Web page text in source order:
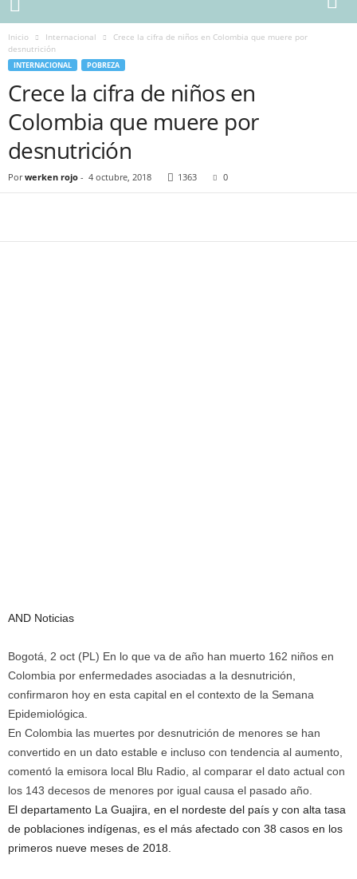
Inicio Internacional
Crece la cifra de niños en Colombia que muere por
desnutrición
INTERNACIONAL POBREZA
Crece la cifra de niños en
Colombia que muere por
desnutrición
Por werken rojo - 4 octubre, 2018 1363 0
AND Noticias
Bogotá, 2 oct (PL) En lo que va de año han muerto 162 niños en
Colombia por enfermedades asociadas a la desnutrición,
confirmaron hoy en esta capital en el contexto de la Semana
Epidemiológica.
En Colombia las muertes por desnutrición de menores se han
convertido en un dato estable e incluso con tendencia al aumento,
comentó la emisora local Blu Radio, al comparar el dato actual con
los 143 decesos de menores por igual causa el pasado año.
El departamento La Guajira, en el nordeste del país y con alta tasa
de poblaciones indígenas, es el más afectado con 38 casos en los
primeros nueve meses de 2018.